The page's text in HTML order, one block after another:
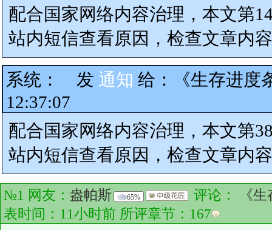
配合国家网络内容治理，本文第
站内短信查看原因，检查文章内
系统： 发 通知 给：
《生存进
12:37:07
配合国家网络内容治理，本文第
站内短信查看原因，检查文章内
№1 网友： 盎帕斯 65% 评论：
《
表时间：11小时前 所评章节： 167